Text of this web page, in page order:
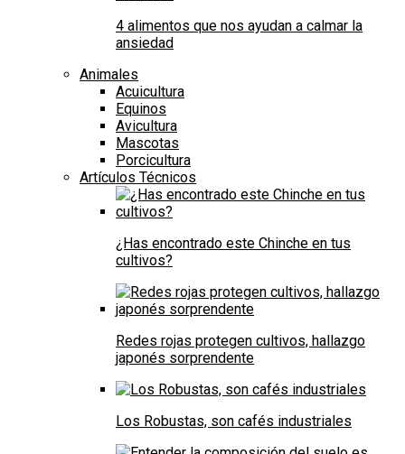
4 alimentos que nos ayudan a calmar la
ansiedad
Animales
Acuicultura
Equinos
Avicultura
Mascotas
Porcicultura
Artículos Técnicos
¿Has encontrado este Chinche en tus
cultivos?
Redes rojas protegen cultivos, hallazgo
japonés sorprendente
Los Robustas, son cafés industriales